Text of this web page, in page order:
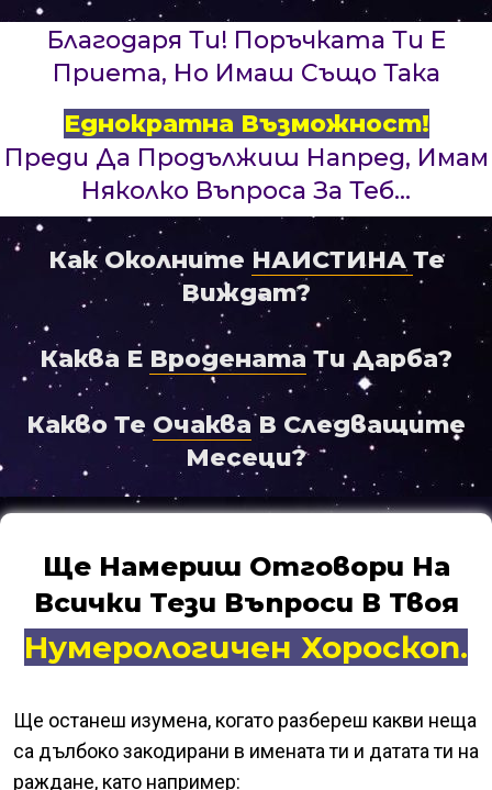
Благодаря Ти! Поръчката Ти Е
Приета, Но Имаш Също Така
Еднократна Възможност!
Преди Да Продължиш Напред, Имам
Няколко Въпроса За Теб...
Как Околните НАИСТИНА Те
Виждат?
Каква E Вродената Ти Дарба?
Какво Те ОчакваВ Следващите
Месеци?
Ще Намериш Отговори На
Всички Тези Въпроси В Твоя
Нумерологичен Хороскоп.
Ще останеш изумена, когато разбереш какви неща
са дълбоко закодирани в имената ти и датата ти на
раждане, като например: